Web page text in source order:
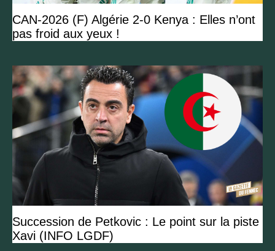
CAN-2026 (F) Algérie 2-0 Kenya : Elles n’ont
pas froid aux yeux !
Succession de Petkovic : Le point sur la piste
Xavi (INFO LGDF)